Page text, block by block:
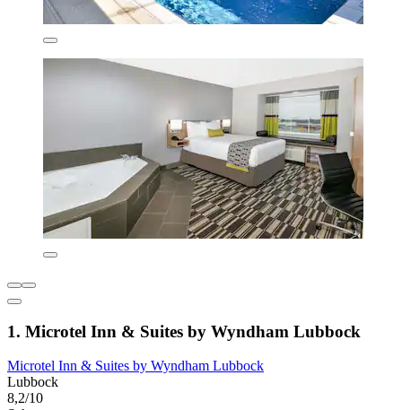
1. Microtel Inn & Suites by Wyndham Lubbock
Microtel Inn & Suites by Wyndham Lubbock
Lubbock
8,2/10